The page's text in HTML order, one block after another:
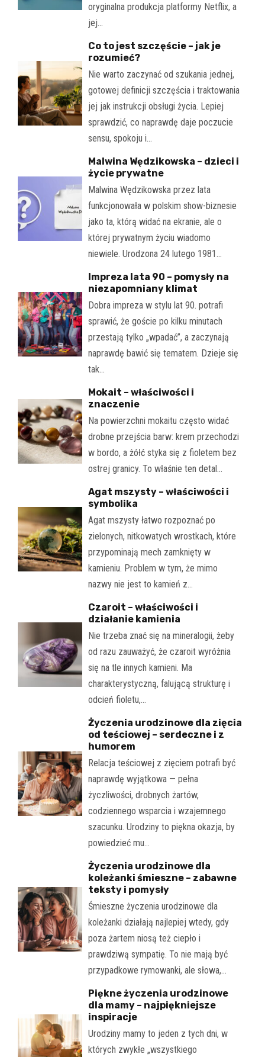
oryginalna produkcja platformy Netflix, a
jej…
Co to jest szczęście – jak je
rozumieć?
Nie warto zaczynać od szukania jednej,
gotowej definicji szczęścia i traktowania
jej jak instrukcji obsługi życia. Lepiej
sprawdzić, co naprawdę daje poczucie
sensu, spokoju i…
Malwina Wędzikowska – dzieci i
życie prywatne
Malwina Wędzikowska przez lata
funkcjonowała w polskim show-biznesie
jako ta, którą widać na ekranie, ale o
której prywatnym życiu wiadomo
niewiele. Urodzona 24 lutego 1981…
Impreza lata 90 – pomysły na
niezapomniany klimat
Dobra impreza w stylu lat 90. potrafi
sprawić, że goście po kilku minutach
przestają tylko „wpadać”, a zaczynają
naprawdę bawić się tematem. Dzieje się
tak…
Mokait – właściwości i
znaczenie
Na powierzchni mokaitu często widać
drobne przejścia barw: krem przechodzi
w bordo, a żółć styka się z fioletem bez
ostrej granicy. To właśnie ten detal…
Agat mszysty – właściwości i
symbolika
Agat mszysty łatwo rozpoznać po
zielonych, nitkowatych wrostkach, które
przypominają mech zamknięty w
kamieniu. Problem w tym, że mimo
nazwy nie jest to kamień z…
Czaroit – właściwości i
działanie kamienia
Nie trzeba znać się na mineralogii, żeby
od razu zauważyć, że czaroit wyróżnia
się na tle innych kamieni. Ma
charakterystyczną, falującą strukturę i
odcień fioletu,…
Życzenia urodzinowe dla zięcia
od teściowej – serdeczne i z
humorem
Relacja teściowej z zięciem potrafi być
naprawdę wyjątkowa — pełna
życzliwości, drobnych żartów,
codziennego wsparcia i wzajemnego
szacunku. Urodziny to piękna okazja, by
powiedzieć mu…
Życzenia urodzinowe dla
koleżanki śmieszne – zabawne
teksty i pomysły
Śmieszne życzenia urodzinowe dla
koleżanki działają najlepiej wtedy, gdy
poza żartem niosą też ciepło i
prawdziwą sympatię. To nie mają być
przypadkowe rymowanki, ale słowa,…
Piękne życzenia urodzinowe
dla mamy – najpiękniejsze
inspiracje
Urodziny mamy to jeden z tych dni, w
których zwykłe „wszystkiego